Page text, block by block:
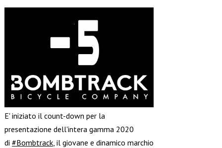
E' iniziato il count-down per la
presentazione dell'intera gamma 2020
di #Bombtrack, il giovane e dinamico marchio